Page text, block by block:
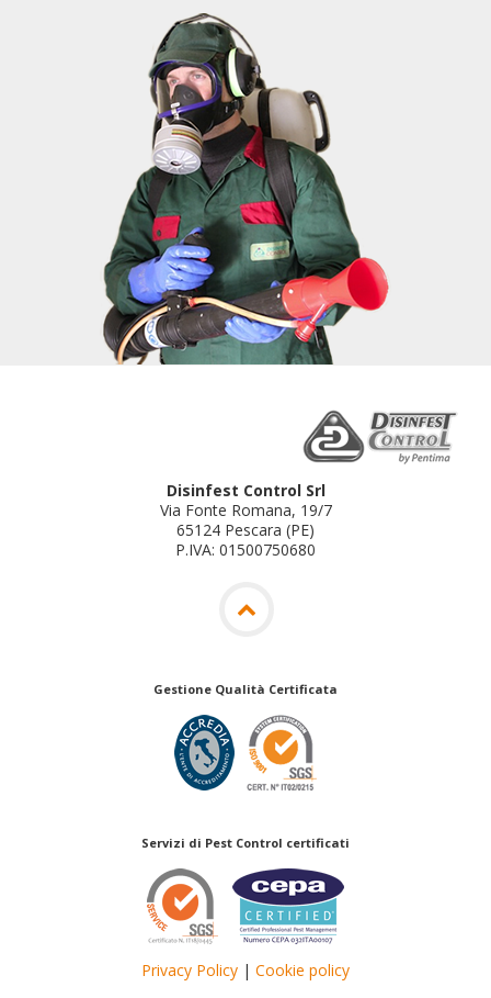
Disinfest Control Srl
Via Fonte Romana, 19/7
65124 Pescara (PE)
P.IVA: 01500750680
Gestione Qualità Certificata
Servizi di Pest Control certificati
Privacy Policy | Cookie policy